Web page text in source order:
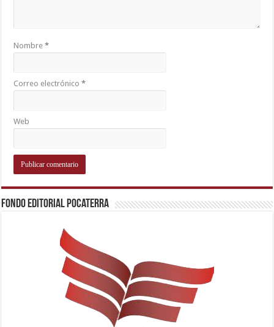
Nombre*
Correo electrónico*
Web
Fondo Editorial Pocaterra